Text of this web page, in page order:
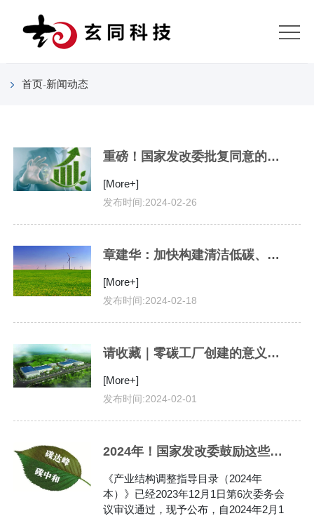
于
们
产
中
心
型
案
闻
态
客
及
合
伙
伴
入
我
联
系
们
首页-新闻动态
重磅！国家发改委批复同意的第3个绿电交易试点
[More+]
发布时间:2024-02-26
章建华：加快构建清洁低碳、安全高效的能源体系
[More+]
发布时间:2024-02-18
请收藏｜零碳工厂创建的意义和流程
[More+]
发布时间:2024-02-01
2024年！国家发改委鼓励这些“双碳”产业
《产业结构调整指导目录（2024年
本）》已经2023年12月1日第6次委务会
议审议通过，现予公布，自2024年2月1